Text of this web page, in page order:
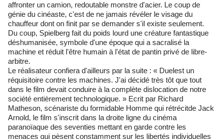
affronter un camion, redoutable monstre d'acier. Le coup de
génie du cinéaste, c'est de ne jamais révéler le visage du
chauffeur dont on finit par se demander s'il existe seulement.
Du coup, Spielberg fait du poids lourd une créature fantastique
déshumanisée, symbole d'une époque qui a sacralisé la
machine et réduit l'être humain à l'état de pantin privé de libre-
arbitre.
Le réalisateur confiera d'ailleurs par la suite : « Duelest un
réquisitoire contre les machines. J'ai décidé très tôt que tout
dans le film devait conduire à la complète dislocation de notre
société entièrement technologique. » Ecrit par Richard
Matheson, scénariste du formidable Homme qui rétrécitde Jack
Arnold, le film s'inscrit dans la droite ligne du cinéma
paranoïaque des seventies mettant en garde contre les
menaces qui pèsent constamment sur les libertés individuelles